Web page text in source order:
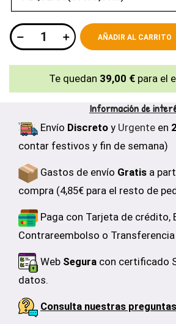
AÑADIR AL CARRITO
Te quedan 39,00 € para el
Información de
Envío Discreto y Urgente en
contar festivos y fin de semana)
Gastos de envío Gratis a
compra (4,85€ para el resto de
Paga con Tarjeta de crédito,
Contrareembolso o Transferencia
Web Segura con certificado
datos.
Consulta nuestras